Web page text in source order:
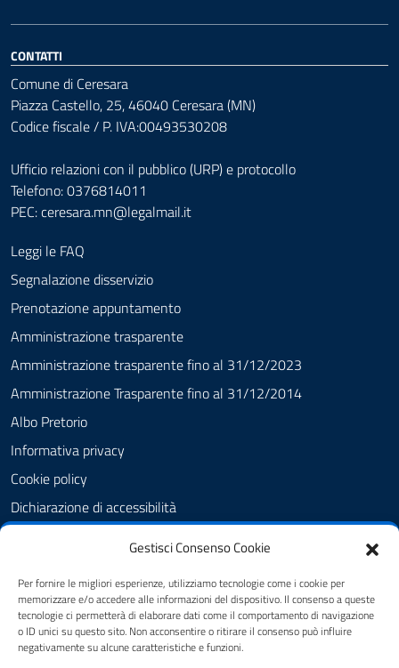
Gestisci Consenso Cookie
Per fornire le migliori esperienze, utilizziamo tecnologie come i cookie per
memorizzare e/o accedere alle informazioni del dispositivo. Il consenso a queste
tecnologie ci permetterà di elaborare dati come il comportamento di navigazione
o ID unici su questo sito. Non acconsentire o ritirare il consenso può influire
negativamente su alcune caratteristiche e funzioni.
CONTATTI
Comune di Ceresara
Piazza Castello, 25, 46040 Ceresara (MN)
Codice fiscale / P. IVA:00493530208
Ufficio relazioni con il pubblico (URP) e protocollo
Telefono: 0376814011
PEC:ceresara.mn@legalmail.it
Leggi le FAQ
Segnalazione disservizio
Prenotazione appuntamento
Amministrazione trasparente
Amministrazione trasparente fino al 31/12/2023
Amministrazione Trasparente fino al 31/12/2014
Albo Pretorio
Informativa privacy
Cookie policy
Dichiarazione di accessibilità
Feedback Accessibilità
Piano di Miglioramento dei servizi